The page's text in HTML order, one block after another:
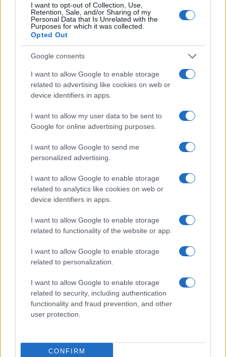
I want to opt-out of Collection, Use,
Retention, Sale, and/or Sharing of my
Personal Data that Is Unrelated with the
Purposes for which it was collected.
Opted Out
Google consents
I want to allow Google to enable storage
related to advertising like cookies on web or
device identifiers in apps.
I want to allow my user data to be sent to
Google for online advertising purposes.
I want to allow Google to send me
personalized advertising.
I want to allow Google to enable storage
related to analytics like cookies on web or
device identifiers in apps.
I want to allow Google to enable storage
related to functionality of the website or app.
I want to allow Google to enable storage
related to personalization.
I want to allow Google to enable storage
related to security, including authentication
functionality and fraud prevention, and other
user protection.
CONFIRM
Le tableau suivant répertorie les propriétés physiques les
plus importantes des deux caméras ainsi que d'autres
modèles de caméras alternatifs.
Spécifications du corps
Modèle
de Caméra
Caméra
Largeur
Caméra
Hauteur
Caméra
Profondeur
Caméra
Poids
Vie de la
Batterie
Leica M8 139 mm 80 mm
550
Canon T2i 129 mm 98 mm 62 mm 530 g
Canon T3 130 mm 100 mm 78 mm 700
Canon XTi 127 mm 84 mm
Leica M Typ 240 139 mm 80 mm 42 mm 680 g 500
Leica M Typ 262 139 mm
210
Leica X Vario 133 mm 73 mm 95 mm 680 g
Nikon D40X 124 mm 94 mm 64 mm 520
Nikon D80 132 mm 103 mm
Nikon D3000 126 mm 97 mm 64 mm 536 g 500
127 mm
Panasonic L10 135 mm